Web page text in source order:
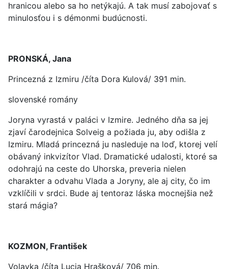
hranicou alebo sa ho netýkajú. A tak musí zabojovať s
minulosťou i s démonmi budúcnosti.
PRONSKÁ, Jana
Princezná z Izmiru /číta Dora Kulová/ 391 min.
slovenské romány
Joryna vyrastá v paláci v Izmire. Jedného dňa sa jej
zjaví čarodejnica Solveig a požiada ju, aby odišla z
Izmiru. Mladá princezná ju nasleduje na loď, ktorej velí
obávaný inkvizítor Vlad. Dramatické udalosti, ktoré sa
odohrajú na ceste do Uhorska, preveria nielen
charakter a odvahu Vlada a Joryny, ale aj city, čo im
vzklíčili v srdci. Bude aj tentoraz láska mocnejšia než
stará mágia?
KOZMON, František
Volavka /číta Lucia Hrašková/ 706 min.